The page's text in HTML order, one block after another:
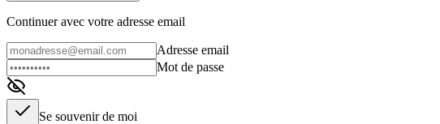
Continuer avec votre adresse email
Adresse email
Mot de passe
Se souvenir de moi